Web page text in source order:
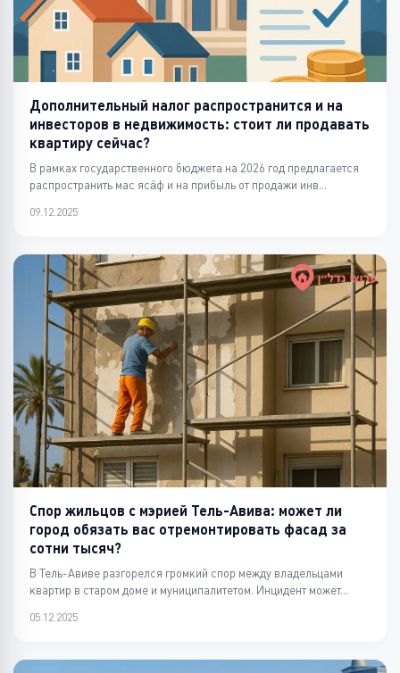
Дополнительный налог распространится и на
инвесторов в недвижимость: стоит ли продавать
квартиру сейчас?
В рамках государственного бюджета на 2026 год предлагается
распространить мас ясáф и на прибыль от продажи инв...
09.12.2025
Спор жильцов с мэрией Тель-Авива: может ли
город обязать вас отремонтировать фасад за
сотни тысяч?
В Тель-Авиве разгорелся громкий спор между владельцами
квартир в старом доме и муниципалитетом. Инцидент может...
05.12.2025